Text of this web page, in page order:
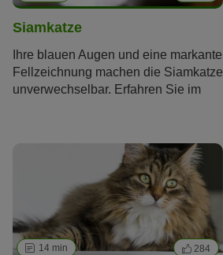
Siamkatze
Ihre blauen Augen und eine markante
Fellzeichnung machen die Siamkatze
unverwechselbar. Erfahren Sie im
sie wirklich so gesprächig ist, wie
14 min 284